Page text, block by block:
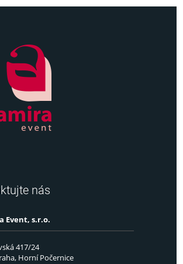
nás
Event, s.r.o.
417/24
Horní Počernice